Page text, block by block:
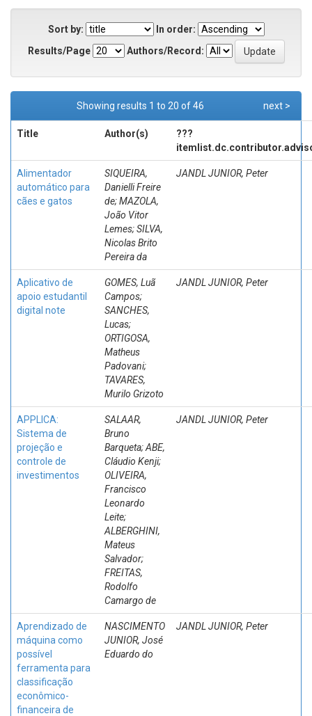
Sort by:
In order:
Results/Page
Authors/Record:
Showing results 1 to 20 of 46 next >
Title Author(s)
???
Alimentador
automático para
cães e gatos
SIQUEIRA,
Danielli Freire
de; MAZOLA,
João Vitor
Lemes; SILVA,
Nicolas Brito
Pereira da
JANDL JUNIOR, Peter
Aplicativo de
apoio estudantil
digital note
GOMES, Luã
Campos;
SANCHES,
Lucas;
ORTIGOSA,
Matheus
Padovani;
TAVARES,
Murilo Grizoto
JANDL JUNIOR, Peter
APPLICA:
Sistema de
projeção e
controle de
investimentos
SALAAR,
Bruno
Barqueta; ABE,
Cláudio Kenji;
OLIVEIRA,
Francisco
Leonardo
Leite;
ALBERGHINI,
Mateus
Salvador;
FREITAS,
Rodolfo
Camargo de
JANDL JUNIOR, Peter
Aprendizado de
máquina como
possível
ferramenta para
classificação
econômico-
financeira de
NASCIMENTO
JUNIOR, José
Eduardo do
JANDL JUNIOR, Peter